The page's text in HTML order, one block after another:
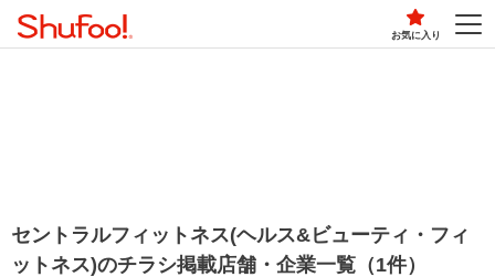
お気に入り
セントラルフィットネス(ヘルス&ビューティ・フィ
ットネス)のチラシ掲載店舗・企業一覧（1件）